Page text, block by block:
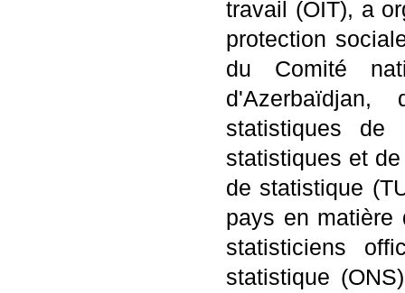
travail (OIT), a
protection
du Comité
d'Azerbaïdjan,
statistiques de
statistiques et
de statistique
pays en matière
statisticiens
statistique